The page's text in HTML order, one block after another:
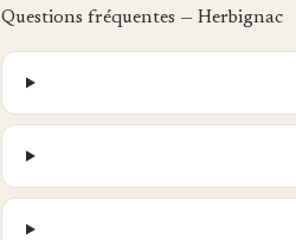
Questions fréquentes — Herbignac